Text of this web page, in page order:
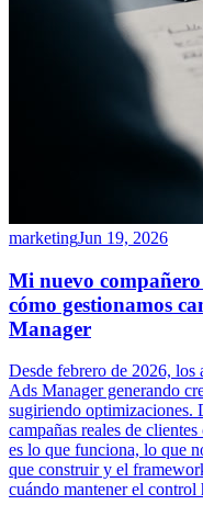
marketingJun 19, 2026
Mi nuevo
cómo gestionamos
Manager
Desde febrero de 2026, los
Ads Manager generando
sugiriendo optimizaciones.
campañas reales de
es lo que funciona, lo que
que construir y el
cuándo mantener el control